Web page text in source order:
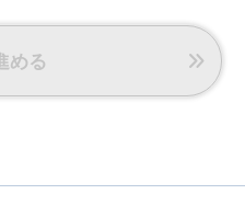
、大浴場、他フロア等のパブ
れ頂けません。
風花（はいばな）、エレベー
。
める